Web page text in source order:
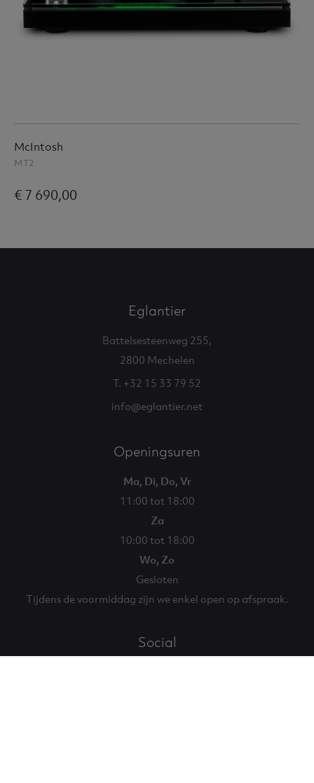
McIntosh
MT2
€ 7 690,00
Eglantier
Battelsesteenweg 255,
2800 Mechelen
T. +32 15 33 79 52
info@eglantier.net
Openingsuren
Ma, Di, Do, Vr
11:00 tot 18:00
Za
10:00 tot 18:00
Wo, Zo
Gesloten
Tijdens de voormiddag zijn we enkel open op afspraak.
Social